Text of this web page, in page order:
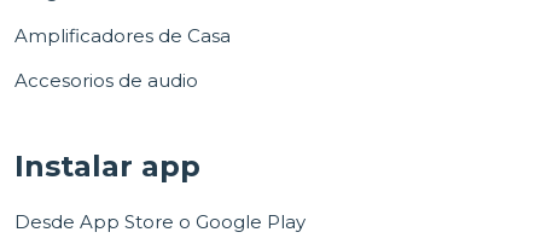
Amplificadores de Casa
Accesorios de audio
Instalar app
Desde App Store o Google Play